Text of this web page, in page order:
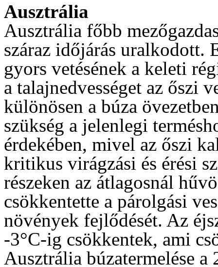
Ausztrália
Ausztrália főbb
száraz időjárás uralkodott.
gyors vetésének a keleti
a talajnedvességet az őszi
különösen a búza
szükség a jelenlegi
érdekében, mivel az őszi
kritikus virágzási és érési
részeken az átlagosnál
csökkentette a párolgási
növények fejlődését. Az
-3°C-ig csökkentek, ami
Ausztrália búzatermelése